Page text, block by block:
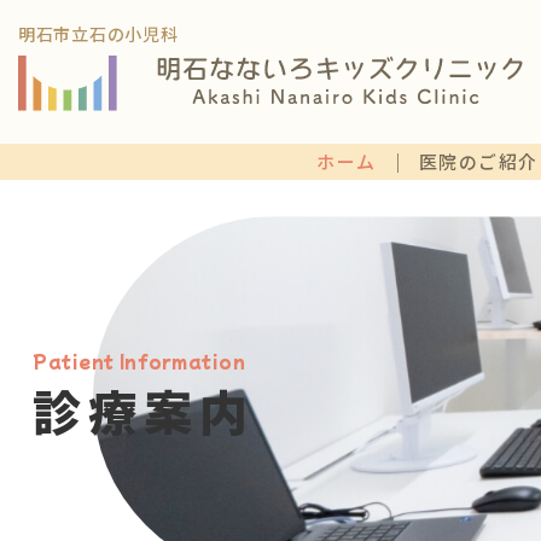
明石市立石の小児科
ホーム 医院のご紹介
診療案内